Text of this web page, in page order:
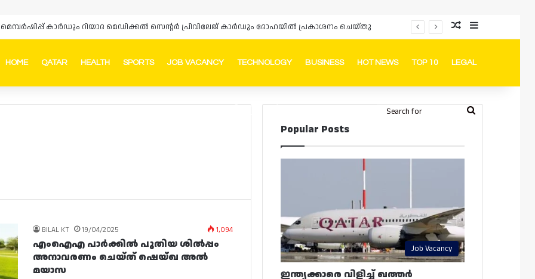
കാർഡും റിയാദ മെഡിക്കൽ സെന്റർ പ്രിവിലേജ് കാർഡും ദോഹയിൽ പ്രകാശനം ചെയ്തു Random Article
Sidebar
HOME QATAR HEALTH SPORTS JOB VACANCY TECHNOLOGY BUSINESS HOT NEWS TOP 10 LEGAL
FacebookInstagram
Telegram
Whatsapp Random Article
Switch skin
Search
BILAL KT 19/04/2025 1,094
എംഐഎ പാർക്കിൽ പുതിയ ശിൽപ്പം
അനാവരണം ചെയ്‌ത് ഷെയ്‌ഖ അൽ
മയാസ
Popular Posts
Job Vacancy
ഇന്ത്യക്കാരെ വിളിച്ച് ഖത്തർ